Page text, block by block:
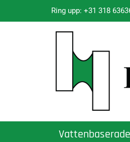
Ring upp: +31 318